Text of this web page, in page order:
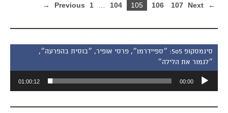
← Previous
1 104 105 106 107 Next →
סינמסקופ 505: ״ספיידרמן״, פרסי אופיר, ״בוסית בהפרעה״,
״לגמור את הלילה״
אודיו
00:00
01:00:12